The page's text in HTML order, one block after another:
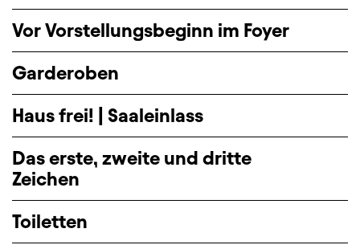
Vor Vorstellungsbeginn im Foyer
Garderoben
Haus frei! | Saaleinlass
Das erste, zweite und dritte
Zeichen
Toiletten